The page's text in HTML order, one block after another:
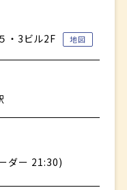
・3ビル2F 地図
ダー 21:30)